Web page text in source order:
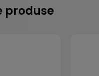
produse